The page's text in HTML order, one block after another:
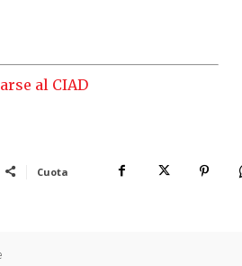
al CIAD
Cuota